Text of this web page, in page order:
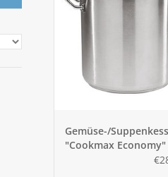
Gemüse-/
"Cookmax Economy"